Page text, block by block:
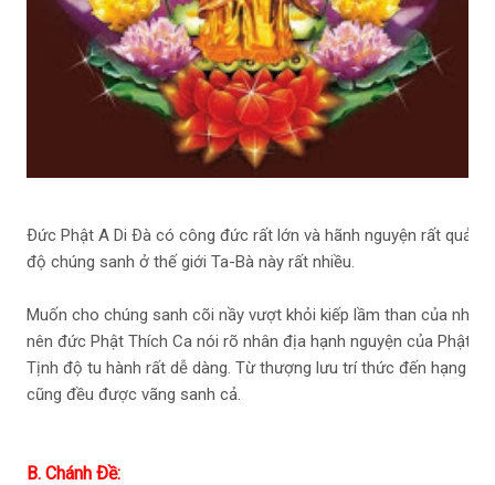
Ðức Phật A Di Ðà có công đức rất lớn và hãnh nguyện rất quảng
độ chúng sanh ở thế giới Ta-Bà này rất nhiều.
Muốn cho chúng sanh cõi nầy vượt khỏi kiếp lầm than của
nên đức Phật Thích Ca nói rõ nhân địa hạnh nguyện của Phật A
Tịnh độ tu hành rất dễ dàng. Từ thượng lưu trí thức đến hạng
cũng đều được vãng sanh cả.
B. Chánh Ðề: